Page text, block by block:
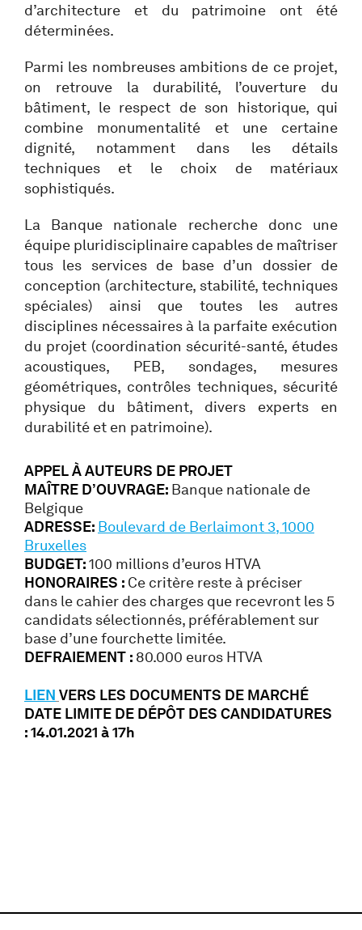
d’architecture et du patrimoine ont été
déterminées.
Parmi les nombreuses ambitions de ce projet,
on retrouve la durabilité, l’ouverture du
bâtiment, le respect de son historique, qui
combine monumentalité et une certaine
dignité, notamment dans les détails
techniques et le choix de matériaux
sophistiqués.
La Banque nationale recherche donc une
équipe pluridisciplinaire capables de maîtriser
tous les services de base d’un dossier de
conception (architecture, stabilité, techniques
spéciales) ainsi que toutes les autres
disciplines nécessaires à la parfaite exécution
du projet (coordination sécurité-santé, études
acoustiques, PEB, sondages, mesures
géométriques, contrôles techniques, sécurité
physique du bâtiment, divers experts en
durabilité et en patrimoine).
APPEL À AUTEURS DE PROJET
MAÎTRE D’OUVRAGE: Banque nationale de
Belgique
ADRESSE: Boulevard de Berlaimont 3, 1000
Bruxelles
BUDGET:100 millions d’euros HTVA
HONORAIRES : Ce critère reste à préciser
dans le cahier des charges que recevront les 5
candidats sélectionnés, préférablement sur
base d’une fourchette limitée.
DEFRAIEMENT : 80.000 euros HTVA
LIEN VERS LES DOCUMENTS DE MARCHÉ
DATE LIMITE DE DÉPÔT DES CANDIDATURES
: 14.01.2021 à 17h